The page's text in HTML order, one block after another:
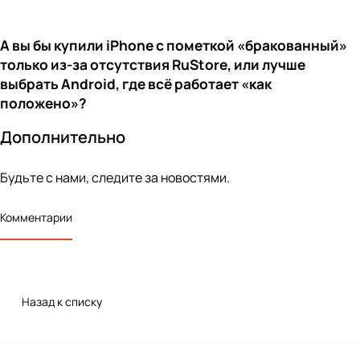
А вы бы купили iPhone с пометкой «бракованный»
только из-за отсутствия RuStore, или лучше
выбрать Android, где всё работает «как
положено»?
Дополнительно
Будьте с нами, следите за новостями.
Комментарии
Назад к списку